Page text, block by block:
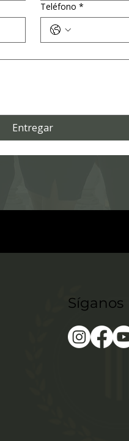
Teléfono *
Entregar
Síganos